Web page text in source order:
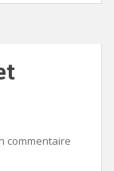
commentaire